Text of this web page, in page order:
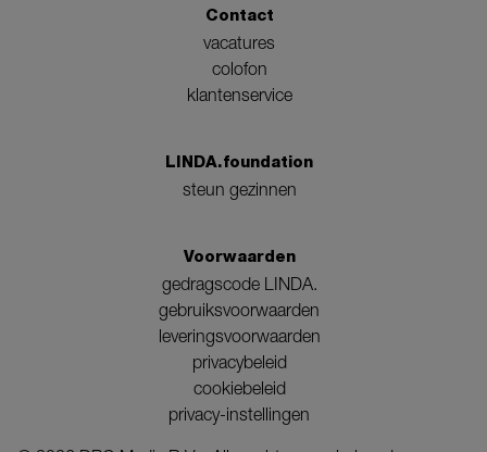
Contact
vacatures
colofon
klantenservice
LINDA.foundation
steun gezinnen
Voorwaarden
gedragscode LINDA.
gebruiksvoorwaarden
leveringsvoorwaarden
privacybeleid
cookiebeleid
privacy-instellingen